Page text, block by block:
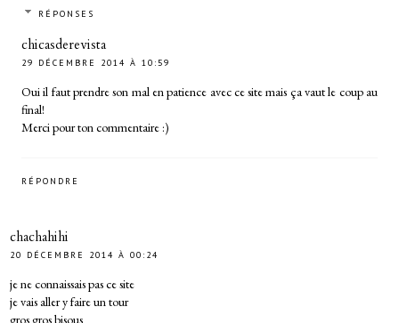
RÉPONSES
chicasderevista
29 DÉCEMBRE 2014 À 10:59
Oui il faut prendre son mal en patience avec ce site mais ça vaut le coup au
final!
Merci pour ton commentaire :)
RÉPONDRE
chachahihi
20 DÉCEMBRE 2014 À 00:24
je ne connaissais pas ce site
je vais aller y faire un tour
gros gros bisous